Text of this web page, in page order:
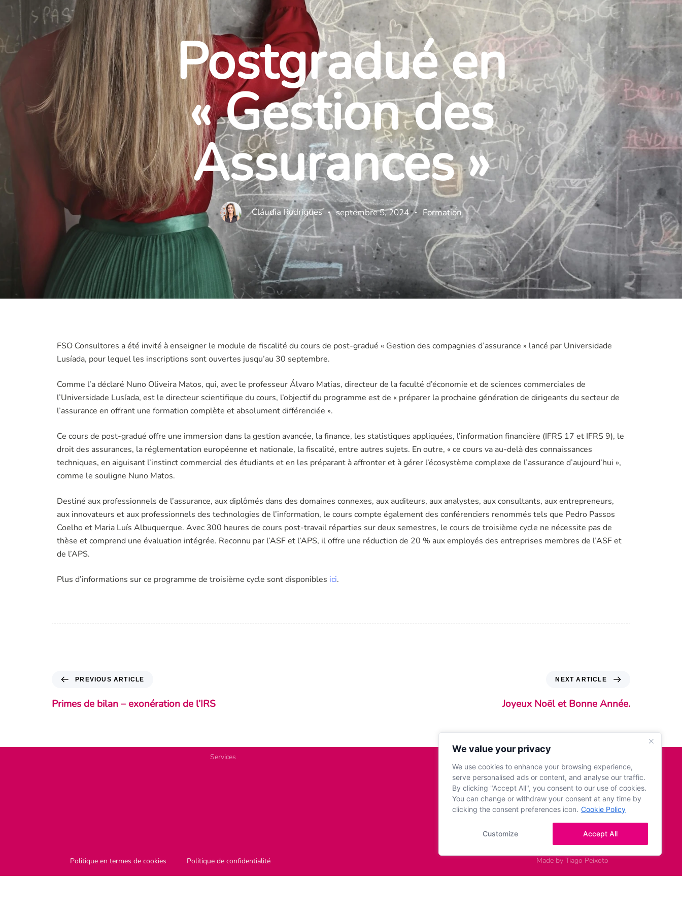
We value your privacy
We use cookies to enhance your browsing experience,
serve personalised ads or content, and analyse our traffic.
By clicking "Accept All", you consent to our use of cookies.
You can change or withdraw your consent at any time by
clicking the consent preferences icon. Cookie Policy
Customize Accept All
Postgradué en
« Gestion des
Assurances »
Cláudia Rodrigues septembre 5, 2024 Formation
FSO Consultores a été invité à enseigner le module de fiscalité du cours de post-gradué « Gestion des compagnies d’assurance » lancé par Universidade
Lusíada, pour lequel les inscriptions sont ouvertes jusqu’au 30 septembre.
Comme l’a déclaré Nuno Oliveira Matos, qui, avec le professeur Álvaro Matias, directeur de la faculté d’économie et de sciences commerciales de
l’Universidade Lusíada, est le directeur scientifique du cours, l’objectif du programme est de « préparer la prochaine génération de dirigeants du secteur de
l’assurance en offrant une formation complète et absolument différenciée ».
Ce cours de post-gradué offre une immersion dans la gestion avancée, la finance, les statistiques appliquées, l’information financière (IFRS 17 et IFRS 9), le
droit des assurances, la réglementation européenne et nationale, la fiscalité, entre autres sujets. En outre, « ce cours va au-delà des connaissances
techniques, en aiguisant l’instinct commercial des étudiants et en les préparant à affronter et à gérer l’écosystème complexe de l’assurance d’aujourd’hui »,
comme le souligne Nuno Matos.
Destiné aux professionnels de l’assurance, aux diplômés dans des domaines connexes, aux auditeurs, aux analystes, aux consultants, aux entrepreneurs,
aux innovateurs et aux professionnels des technologies de l’information, le cours compte également des conférenciers renommés tels que Pedro Passos
Coelho et Maria Luís Albuquerque. Avec 300 heures de cours post-travail réparties sur deux semestres, le cours de troisième cycle ne nécessite pas de
thèse et comprend une évaluation intégrée. Reconnu par l’ASF et l’APS, il offre une réduction de 20 % aux employés des entreprises membres de l’ASF et
de l’APS.
Plus d’informations sur ce programme de troisième cycle sont disponibles ici.
PREVIOUS ARTICLE
Primes de bilan – exonération de l’IRS
NEXT ARTICLE
Joyeux Noël et Bonne Année.
Entreprise
Services
Se tenir au courant des changements
S'inscrire à la newsletter
Politique en termes de cookies Politique de confidentialité Made by Tiago Peixoto